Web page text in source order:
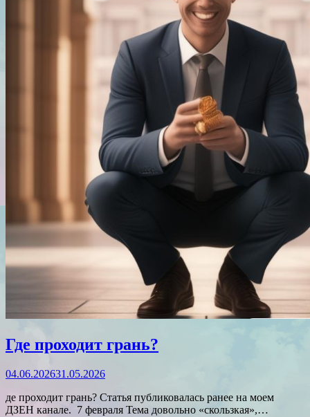
Где проходит грань?
04.06.202631.05.2026
де проходит грань? Статья публиковалась ранее на моем
ДЗЕН канале. 7 февраля Тема довольно «скользкая»,…